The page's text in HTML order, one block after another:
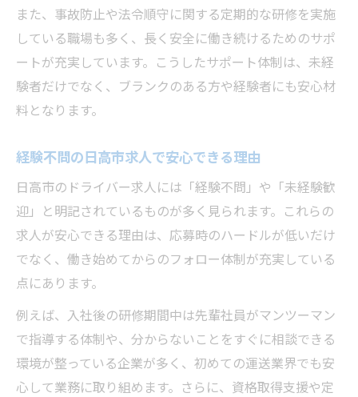
また、事故防止や法令順守に関する定期的な研修を実施
している職場も多く、長く安全に働き続けるためのサポ
ートが充実しています。こうしたサポート体制は、未経
験者だけでなく、ブランクのある方や経験者にも安心材
料となります。
経験不問の日高市求人で安心できる理由
日高市のドライバー求人には「経験不問」や「未経験歓
迎」と明記されているものが多く見られます。これらの
求人が安心できる理由は、応募時のハードルが低いだけ
でなく、働き始めてからのフォロー体制が充実している
点にあります。
例えば、入社後の研修期間中は先輩社員がマンツーマン
で指導する体制や、分からないことをすぐに相談できる
環境が整っている企業が多く、初めての運送業界でも安
心して業務に取り組めます。さらに、資格取得支援や定